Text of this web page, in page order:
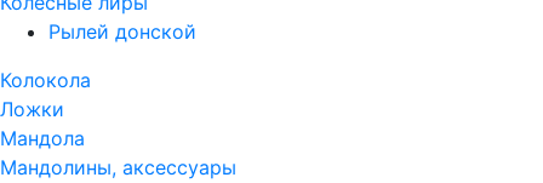
Рылей донской
Колокола
Ложки
Мандола
Мандолины, аксессуары